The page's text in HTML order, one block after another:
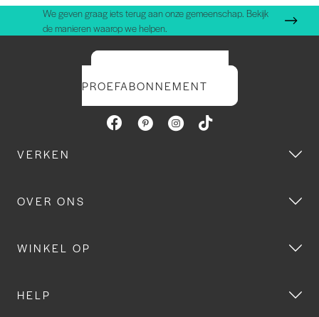
We geven graag iets terug aan onze gemeenschap. Bekijk
de manieren waarop we helpen.
PROEFABONNEMENT
VERKEN
OVER ONS
WINKEL OP
HELP